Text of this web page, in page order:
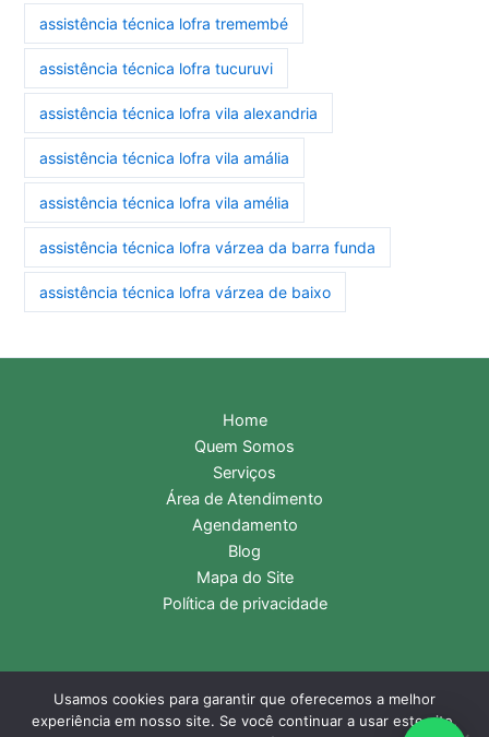
assistência técnica lofra tremembé
assistência técnica lofra tucuruvi
assistência técnica lofra vila alexandria
assistência técnica lofra vila amália
assistência técnica lofra vila amélia
assistência técnica lofra várzea da barra funda
assistência técnica lofra várzea de baixo
Home
Quem Somos
Serviços
Área de Atendimento
Agendamento
Blog
Mapa do Site
Política de privacidade
Copyright © 2026 Assistência Técnica Lofra | Central de
Usamos cookies para garantir que oferecemos a melhor
experiência em nosso site. Se você continuar a usar este site,